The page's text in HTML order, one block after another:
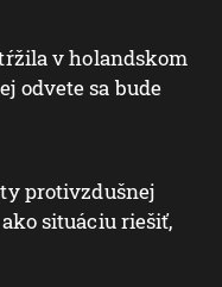
v holandskom
odvete sa bude
protivzdušnej
situáciu riešiť,